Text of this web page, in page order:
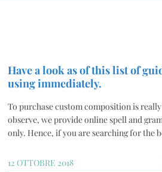
Have a look as of this list of
using immediately.
To purchase custom composition is
observe, we provide online spell and
only. Hence, if you are searching for the
12 OTTOBRE 2018